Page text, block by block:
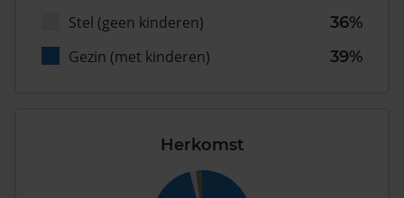
Stel (geen kinderen)
36%
Gezin (met kinderen)
39%
Herkomst